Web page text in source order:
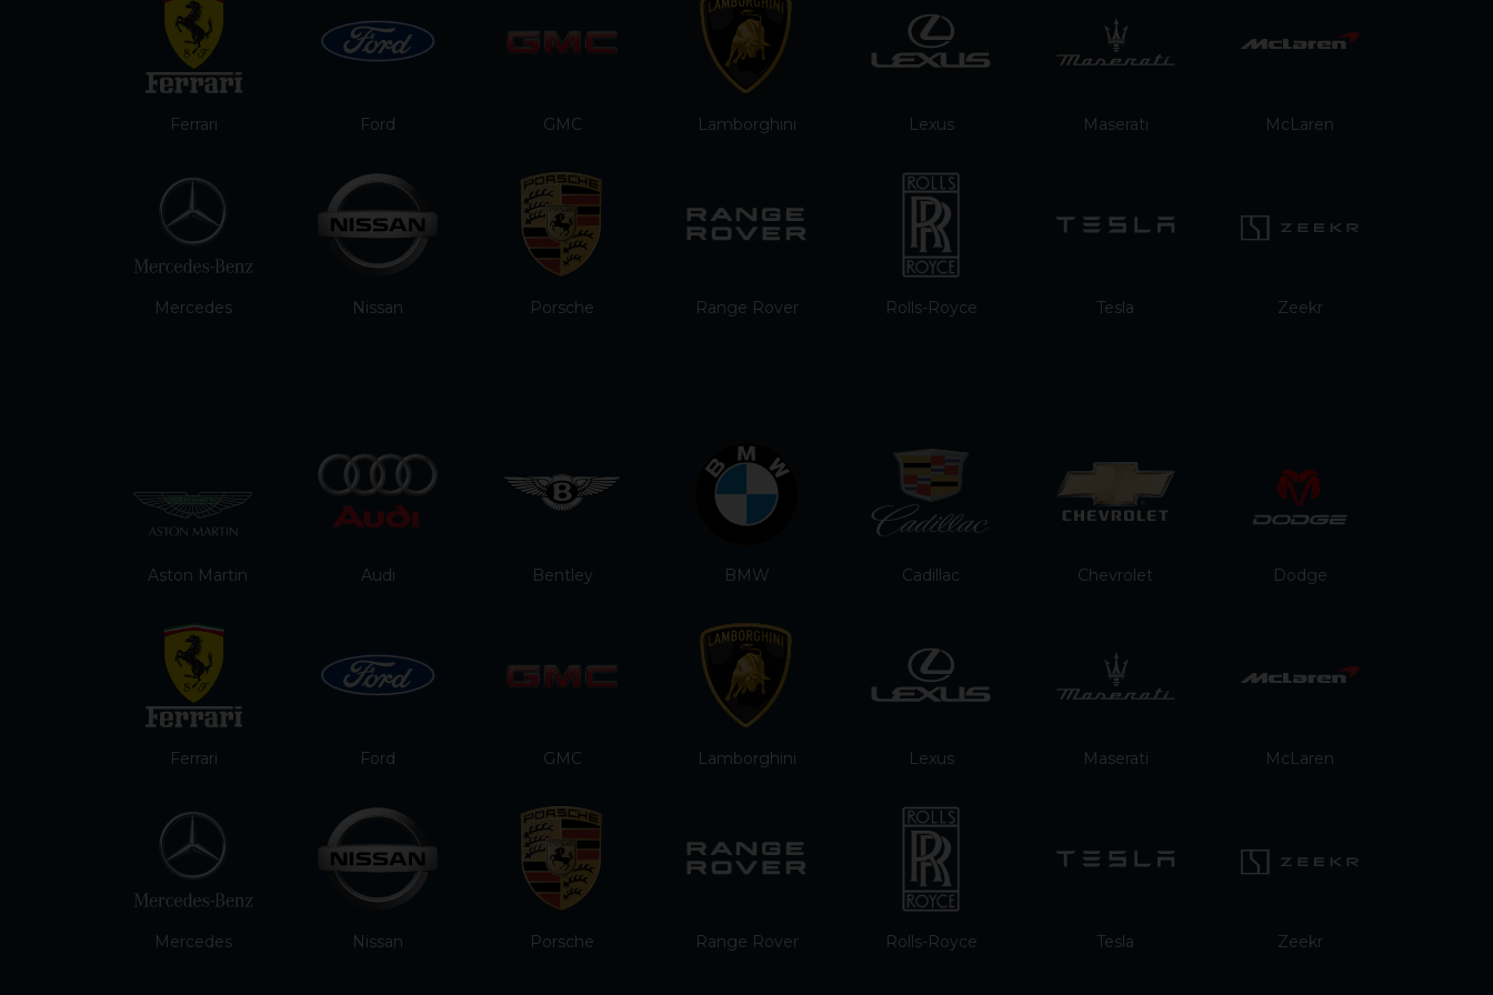
Ferrari Lamborghini Lexus Maserati McLaren
Mercedes Rolls-Royce
Nissan Tesla
Range Rover
Porsche
Ford GMC
Zeekr
Zeekr
GMC
Dodge
Ford
Porsche Range Rover
BMW
Bentley
Audi
Tesla
Nissan Rolls-Royce
Mercedes
McLaren
Maserati
Aston Martin
Lexus
Lamborghini
Ferrari
Chevrolet
Cadillac